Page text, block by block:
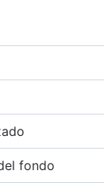
fondo